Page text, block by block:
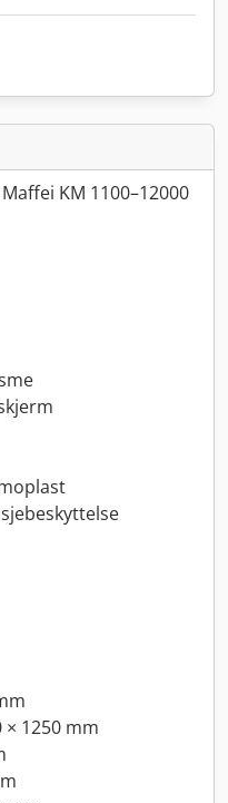
KM 1100–12000
1250 mm